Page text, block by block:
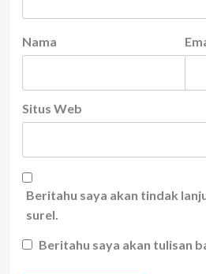
Nama
Situs Web
Beritahu saya akan tindak
surel.
Beritahu saya akan tulisan